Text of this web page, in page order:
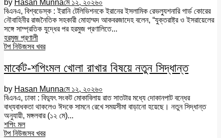
by Hasan Munnaমে ১২, ২০২৬০
বিএনএ, বিশ্বডেস্ক : ইরানি টেলিভিশনকে ইরানের ইসলামিক রেভল্যুশনারি গার্ড কোরের
নৌবাহিনীর রাজনৈতিক সহকারী মোহাম্মদ আকবরজাদেহ বলেন, “যুক্তরাষ্ট্র ও ইসরায়েলের
সঙ্গে সাম্প্রতিক যুদ্ধের পর হরমুজ প্রণালিতে...
হরমুজ প্রণালী
টপ নিউজসব খবর
মার্কেট-শপিংমল খোলা রাখার বিষয়ে নতুন সিদ্ধান্ত
by Hasan Munnaমে ১২, ২০২৬০
বিএনএ, ঢাকা : বিদ্যুৎ সংকট মোকাবিলায় রাত সাতটার মধ্যে দোকানপাট বন্ধের
বাধ্যবাধকতা থাকলেও ঈদকে সামনে রেখে সময়সীমা বাড়ানো হয়েছে। নতুন সিদ্ধান্ত
অনুযায়ী, মঙ্গলবার (১২ মে)...
শপিং মল
টপ নিউজসব খবর